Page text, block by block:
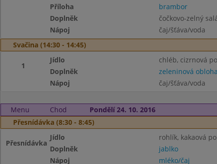
Příloha
brambor
Doplněk
čočkovo-zelný
Nápoj
čaj/šťáva/voda
Svačina (14:30 - 14:45)
1
Jídlo
chléb, cizrnová
Doplněk
zeleninová
Nápoj
čaj/šťáva/voda
Menu Chod
Pondělí 24. 10. 2016
Přesnídávka (8:30 - 8:45)
Přesnídávka
Jídlo
rohlík, kakaová
Doplněk
jablko
Nápoj
mléko/čaj